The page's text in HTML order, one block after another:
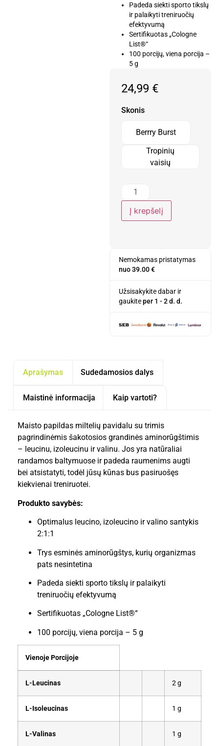
Padeda siekti sporto tikslų
ir palaikyti treniruočių
efektyvumą
Sertifikuotas „Cologne
List®“
100 porcijų, viena porcija –
5 g
24,99 €
Skonis
Berrry Burst
Tropinių
vaisių
Į krepšelį
Nemokamas pristatymas
nuo 39.00 €
Užsisakykite dabar ir
gaukiteper 1 - 2 d. d.
Aprašymas Sudedamosios dalys
Maistinė informacija Kaip vartoti?
Maisto papildas miltelių pavidalu su trimis
pagrindinėmis šakotosios grandinės aminorūgštimis
– leucinu, izoleucinu ir valinu. Jos yra natūraliai
randamos baltymuose ir padeda raumenims augti
bei atsistatyti, todėl jūsų kūnas bus pasiruošęs
kiekvienai treniruotei.
Produkto savybės:
Optimalus leucino, izoleucino ir valino santykis
2:1:1
Trys esminės aminorūgštys, kurių organizmas
pats nesintetina
Padeda siekti sporto tikslų ir palaikyti
treniruočių efektyvumą
Sertifikuotas „Cologne List®“
100 porcijų, viena porcija – 5 g
Vienoje Porcijoje
L-Leucinas 2 g
L-Isoleucinas 1 g
L-Valinas 1 g